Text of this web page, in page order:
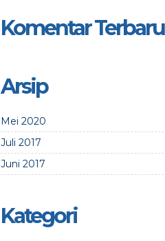
Komentar Terbaru
Arsip
Mei 2020
Juli 2017
Juni 2017
Kategori